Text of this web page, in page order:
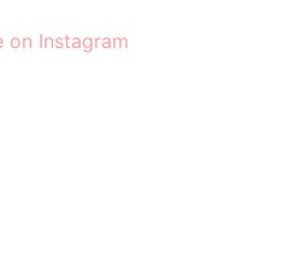
on Instagram